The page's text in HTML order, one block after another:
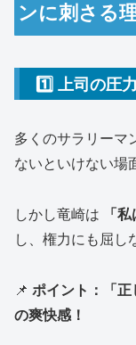
ンに刺さる
1️⃣ 上司の圧
多くのサラリーマ
ないといけない場
しかし竜崎は 「
し、権力にも屈し
📌 ポイント：「
の爽快感！